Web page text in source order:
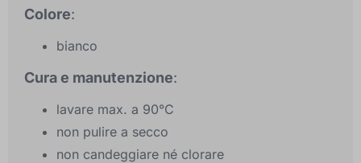
Colore:
bianco
Cura e manutenzione:
lavare max. a 90°C
non pulire a secco
non candeggiare né clorare